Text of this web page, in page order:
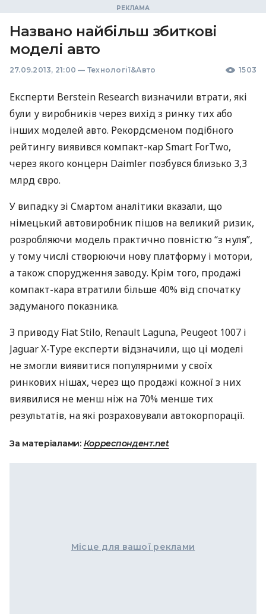
Названо найбільш збиткові
моделі авто
27.09.2013, 21:00 — Технології&Авто 1503
Експерти Berstein Research визначили втрати, які
були у виробників через вихід з ринку тих або
інших моделей авто. Рекордсменом подібного
рейтингу виявився компакт-кар Smart ForTwo,
через якого концерн Daimler позбувся близько 3,3
млрд євро.
У випадку зі Смартом аналітики вказали, що
німецький автовиробник пішов на великий ризик,
розробляючи модель практично повністю “з нуля”,
у тому числі створюючи нову платформу і мотори,
а також спорудження заводу. Крім того, продажі
компакт-кара втратили більше 40% від спочатку
задуманого показника.
З приводу Fiat Stilo, Renault Laguna, Peugeot 1007 і
Jaguar X-Type експерти відзначили, що ці моделі
не змогли виявитися популярними у своїх
ринкових нішах, через що продажі кожної з них
виявилися не менш ніж на 70% менше тих
результатів, на які розраховували автокорпорації.
За матеріалами: Корреспондент.net
Місце для вашої реклами